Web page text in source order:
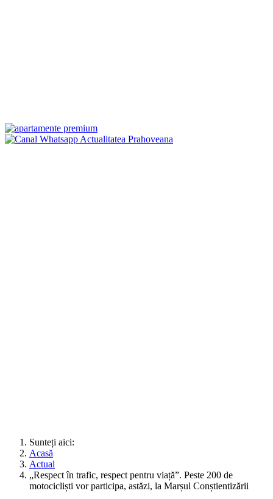
Sunteți aici:
Acasă
Actual
„Respect în trafic, respect pentru viață”. Peste 200 de
motocicliști vor participa, astăzi, la Marșul Conștientizării